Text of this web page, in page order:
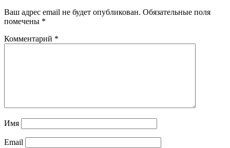
Ваш адрес email не будет опубликован. Обязательные поля
помечены *
Комментарий *
Имя
Email